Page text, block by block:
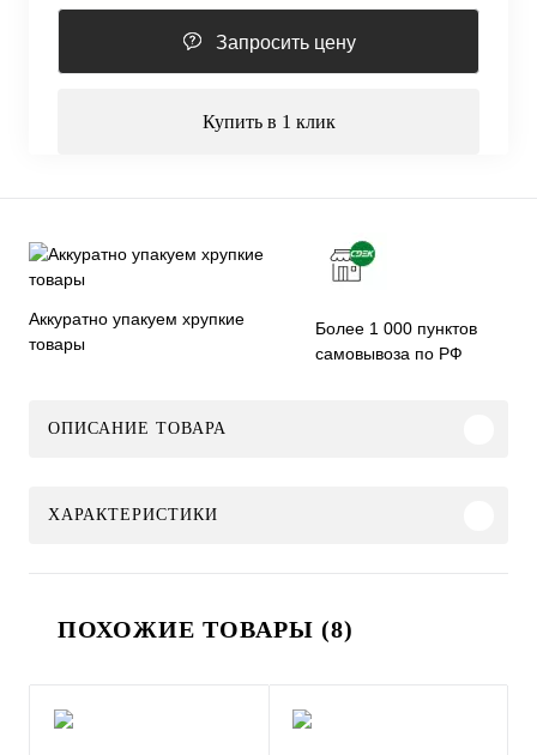
Запросить цену
Купить в 1 клик
Аккуратно упакуем хрупкие
товары
Более 1 000 пунктов
самовывоза по РФ
ОПИСАНИЕ ТОВАРА
ХАРАКТЕРИСТИКИ
ПОХОЖИЕ ТОВАРЫ (8)